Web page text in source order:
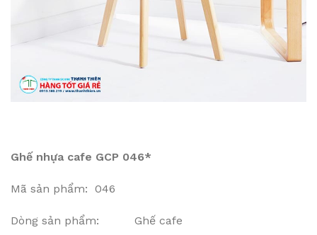
Ghế nhựa cafe GCP 046*
Mã sản phẩm: 046
Dòng sản phẩm: Ghế cafe